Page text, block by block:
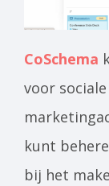
CoSchema
voor
kunt
bij het